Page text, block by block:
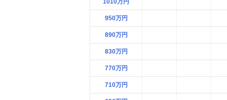
1010万円
950万円
890万円
830万円
770万円
710万円